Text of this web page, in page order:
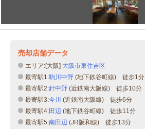
売却店舗データ
エリア:[大阪] 大阪市東住吉区
最寄駅1:駒川中野 (地下鉄谷町線) 徒歩1分
最寄駅2:針中野 (近鉄南大阪線) 徒歩10分
最寄駅3:今川 (近鉄南大阪線) 徒歩6分
最寄駅4:田辺 (地下鉄谷町線) 徒歩11分
最寄駅5:南田辺 (JR阪和線) 徒歩13分